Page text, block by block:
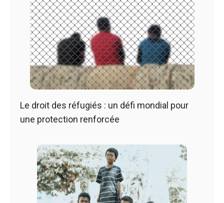
Le droit des réfugiés : un défi mondial pour
une protection renforcée